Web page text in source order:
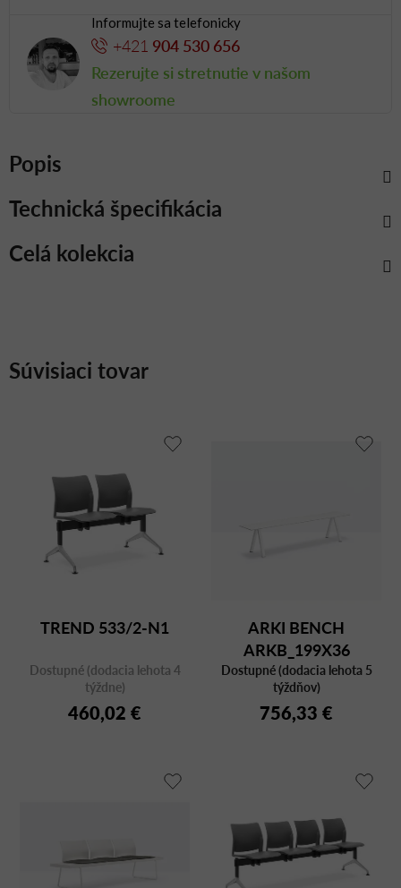
Informujte sa telefonicky
+421 904 530 656
Rezerujte si stretnutie v našom
showroome
Popis
Celá kolekcia
Technická špecifikácia
Súvisiaci tovar
TREND 533/2-N1
Dostupné (dodacia lehota 4
týždne)
460,02 €
ARKI BENCH
ARKB_199X36
Dostupné (dodacia lehota 5
týždňov)
756,33 €